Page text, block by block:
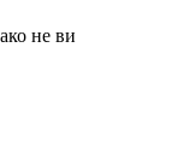
не ви